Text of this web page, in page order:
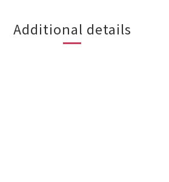
Additional details